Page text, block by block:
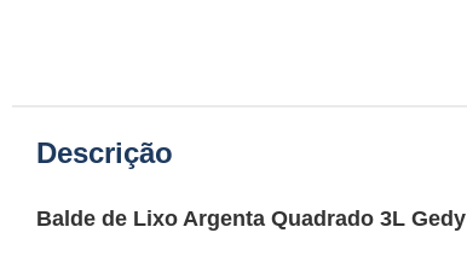
Descrição
Balde de Lixo Argenta Quadrado 3L Gedy